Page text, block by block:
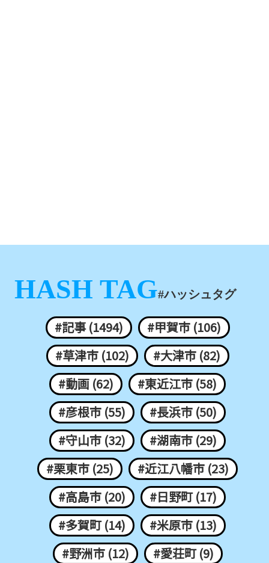
HASH TAG#ハッシュタグ
#記事 (1494)
#甲賀市 (106)
#草津市 (102)
#大津市 (82)
#動画 (62)
#東近江市 (58)
#彦根市 (55)
#長浜市 (50)
#守山市 (32)
#湖南市 (29)
#栗東市 (25)
#近江八幡市 (23)
#高島市 (20)
#日野町 (17)
#多賀町 (14)
#米原市 (13)
#野洲市 (12)
#愛荘町 (9)